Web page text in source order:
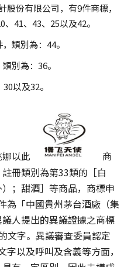
份有限公司，有9件商標，
41、43、25以及42。
類別為：44。
別為：36。
以及32。
以此
商
冊類別為第33類的［白
；甜酒］等商品，商標申
為「中國貴州茅台酒廠（集
人提出的異議證據之商標
文字。異議審查委員認定
以及呼叫及含義等方面，